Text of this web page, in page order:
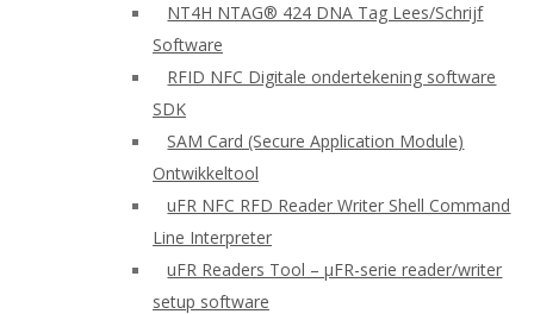
NT4H NTAG® 424 DNA Tag Lees/Schrijf
Software
RFID NFC Digitale ondertekening software
SDK
SAM Card (Secure Application Module)
Ontwikkeltool
uFR NFC RFD Reader Writer Shell Command
Line Interpreter
uFR Readers Tool – μFR-serie reader/writer
setup software